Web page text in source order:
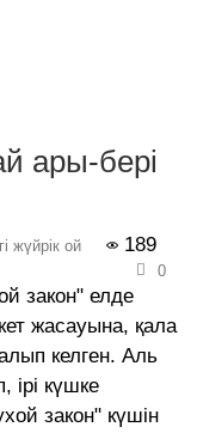
ары-бері
жүйрік ой 189
0
закон" елде
жасауына, қала
келген. Аль
ірі күшке
закон" күшін